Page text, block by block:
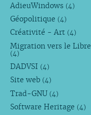
AdieuWindows (4)
Géopolitique (4)
Créativité - Art (4)
Migration vers le Libre
(4)
DADVSI (4)
Site web (4)
Trad-GNU (4)
Software Heritage (4)